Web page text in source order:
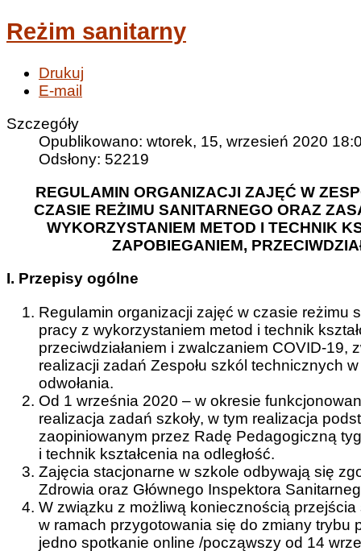
Reżim sanitarny
Drukuj
E-mail
Szczegóły
Opublikowano: wtorek, 15, wrzesień 2020
Odsłony: 52219
REGULAMIN ORGANIZACJI ZAJĘĆ W
CZASIE REŻIMU SANITARNEGO ORAZ
WYKORZYSTANIEM METOD I TECHNIK
ZAPOBIEGANIEM,
I. Przepisy ogólne
Regulamin organizacji zajęć w czasie reżimu
pracy z wykorzystaniem metod i technik
przeciwdziałaniem i zwalczaniem COVID-
realizacji zadań Zespołu szkól technicznych
odwołania.
Od 1 września 2020 – w okresie
realizacja zadań szkoły, w tym realizacja
zaopiniowanym przez Radę Pedagogiczną
i technik kształcenia na odległość.
Zajęcia stacjonarne w szkole odbywają się
Zdrowia oraz Głównego Inspektora
W związku z możliwą koniecznością przejścia
w ramach przygotowania się do zmiany
jedno spotkanie online /począwszy od 14